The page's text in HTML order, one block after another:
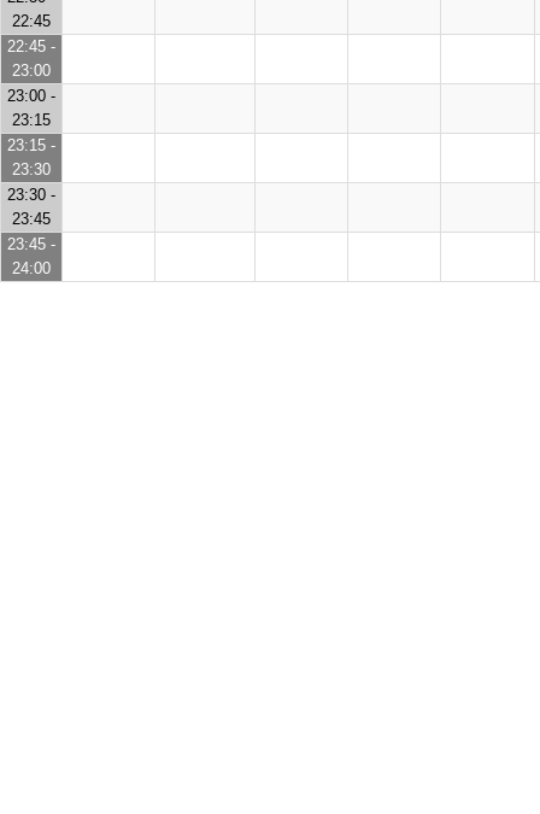
22:45
22:45 -
23:00
23:00 -
23:15
23:15 -
23:30
23:30 -
23:45
23:45 -
24:00